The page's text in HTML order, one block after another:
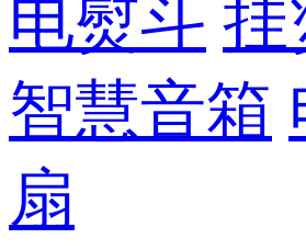
电熨斗 挂
智慧音箱
扇